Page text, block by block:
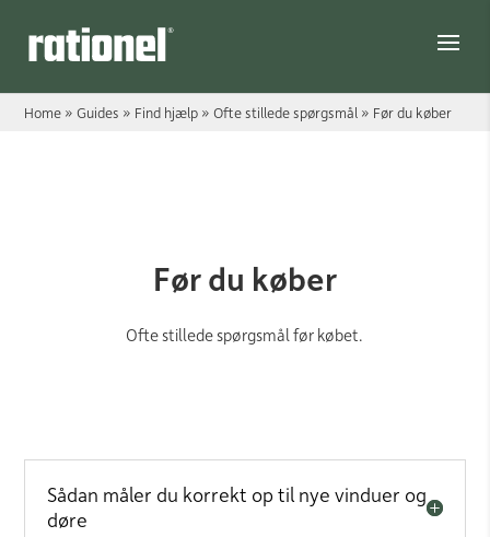
Home »Guides » Find hjælp »Ofte stillede spørgsmål » Før du køber
Før du køber
Ofte stillede spørgsmål før købet.
Sådan måler du korrekt op til nye vinduer og
døre